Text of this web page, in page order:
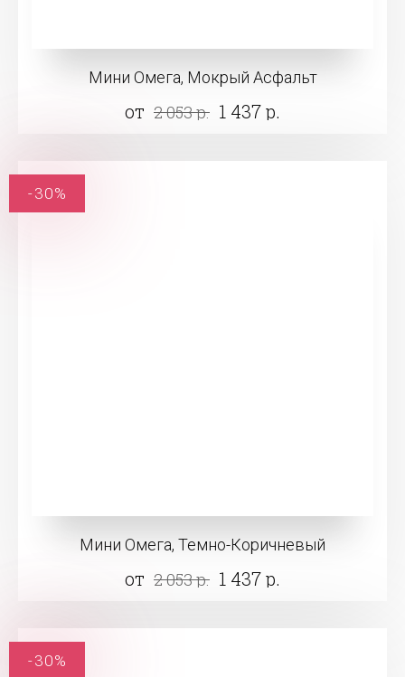
Мини Омега, Мокрый Асфальт
от 2 053 р. 1 437 р.
Мини Омега, Темно-Коричневый
от 2 053 р. 1 437 р.
-30%
-30%